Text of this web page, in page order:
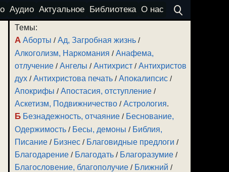
Аудио Актуальное Библиотека О нас
Темы:
А Аборты /Ад, Загробная жизнь /
Алкоголизм, Наркомания /Анафема,
отлучение /Ангелы /Антихрист /Антихристов
дух /Антихристова печать /Апокалипсис /
Апокрифы /Апостасия, отступление /
Аскетизм, Подвижничество /Астрология.
Б Безнадежность, отчаяние / Беснование,
Одержимость / Бесы, демоны / Библия,
Писание / Бизнес / Благовидные предлоги /
Благодарение / Благодать / Благоразумие /
Благословение, благополучие / Ближний /